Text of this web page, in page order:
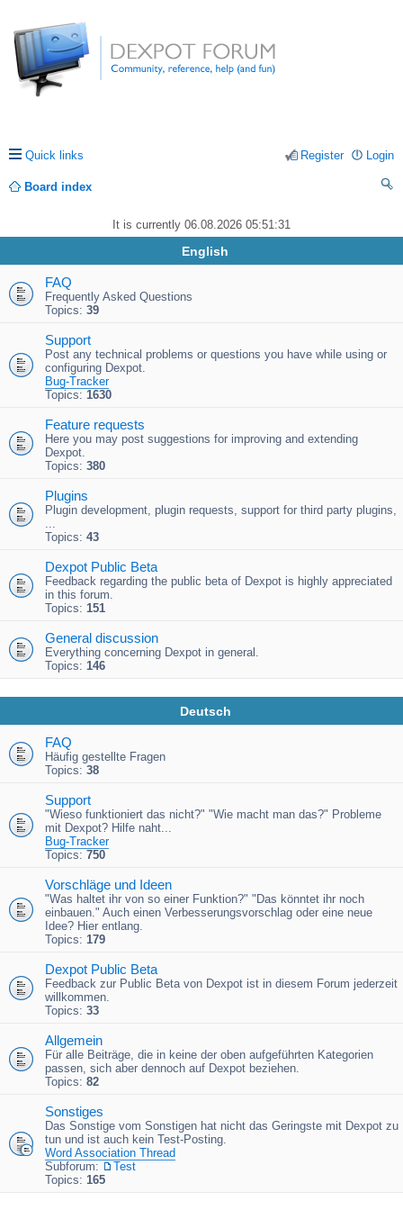
Quick links Login
Register
Board index
rc
h
It is currently 06.08.2026 05:51:31
English
FAQ
Frequently Asked Questions
Topics: 39
Support
Post any technical problems or questions you have while using or
configuring Dexpot.
Bug-Tracker
Topics: 1630
Feature requests
Here you may post suggestions for improving and extending
Dexpot.
Topics: 380
Plugins
Plugin development, plugin requests, support for third party plugins,
...
Topics: 43
Dexpot Public Beta
Feedback regarding the public beta of Dexpot is highly appreciated
in this forum.
Topics: 151
General discussion
Everything concerning Dexpot in general.
Topics: 146
Deutsch
FAQ
Häufig gestellte Fragen
Topics: 38
Support
"Wieso funktioniert das nicht?" "Wie macht man das?" Probleme
mit Dexpot? Hilfe naht...
Bug-Tracker
Topics: 750
Vorschläge und Ideen
"Was haltet ihr von so einer Funktion?" "Das könntet ihr noch
einbauen." Auch einen Verbesserungsvorschlag oder eine neue
Idee? Hier entlang.
Topics: 179
Dexpot Public Beta
Feedback zur Public Beta von Dexpot ist in diesem Forum jederzeit
willkommen.
Topics: 33
Allgemein
Für alle Beiträge, die in keine der oben aufgeführten Kategorien
passen, sich aber dennoch auf Dexpot beziehen.
Topics: 82
Sonstiges
Das Sonstige vom Sonstigen hat nicht das Geringste mit Dexpot zu
tun und ist auch kein Test-Posting.
Word Association Thread
Subforum:
Test
Topics: 165